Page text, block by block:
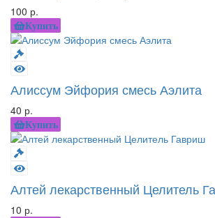
100 р.
Купить
Алиссум Эйфория смесь Аэлита
40 р.
Купить
Алтей лекарственный Целитель
10 р.